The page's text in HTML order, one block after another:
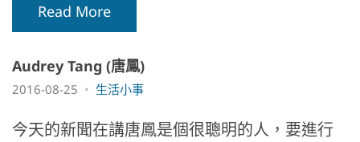
Read More
Audrey Tang (唐鳳)
2016-08-25 生活小事
今天的新聞在講唐鳳是個很聰明的人，要進行